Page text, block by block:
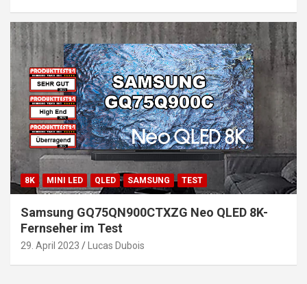
8K MINI LED QLED SAMSUNG TEST
Samsung GQ75QN900CTXZG Neo QLED 8K-
Fernseher im Test
29. April 2023 Lucas Dubois